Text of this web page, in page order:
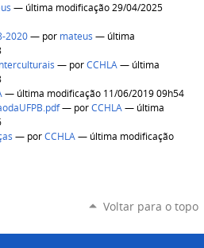
— última modificação 29/04/2025
2020— por mateus — última
— porCCHLA— última
— última modificação 11/06/2019 09h54
— porCCHLA— última
— porCCHLA— última modificação
Voltar para o topo